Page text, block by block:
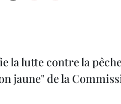
la lutte contre la
jaune" de la